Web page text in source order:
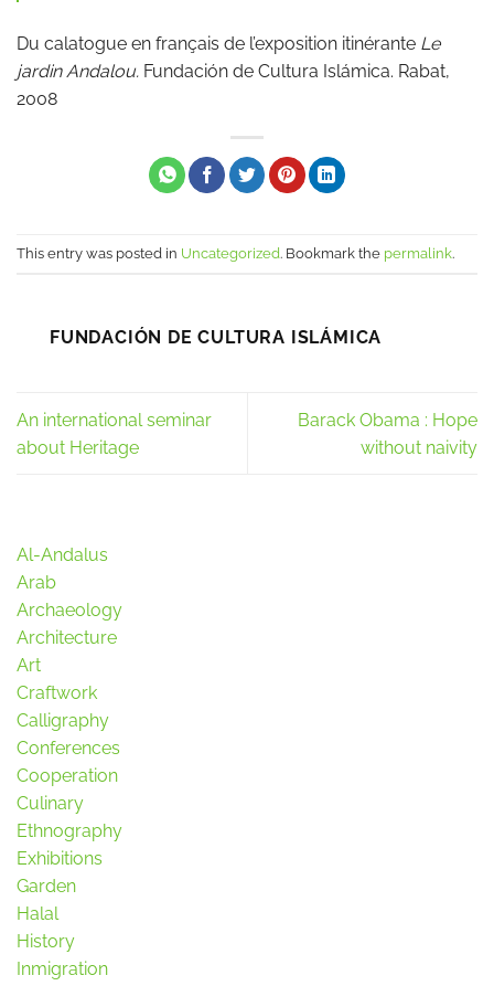
Du calatogue en français de l’exposition itinérante Le
jardin Andalou. Fundación de Cultura Islámica. Rabat,
2008
This entry was posted in Uncategorized. Bookmark the permalink.
FUNDACIÓN DE CULTURA ISLÁMICA
An international seminar
about Heritage
Barack Obama : Hope
without naivity
Al-Andalus
Arab
Archaeology
Architecture
Art
Craftwork
Calligraphy
Conferences
Cooperation
Culinary
Ethnography
Exhibitions
Garden
Halal
History
Inmigration